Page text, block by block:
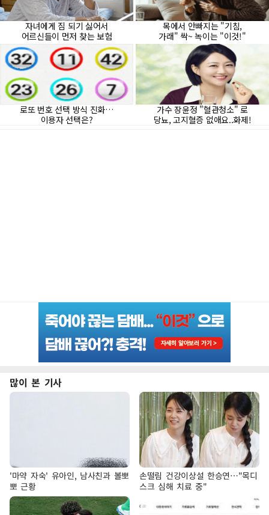
많이 본 기사
'마약 자숙' 유아인, 남사친과 볼뽀
뽀 근황
손떨림 건강이상설 한승연…"목디
스크 심해 치료 중"